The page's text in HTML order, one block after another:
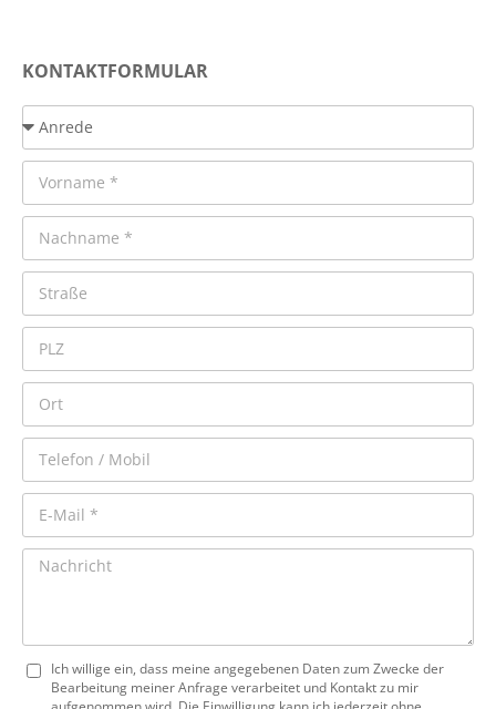
KONTAKTFORMULAR
Ich willige ein, dass meine angegebenen Daten zum Zwecke der
Bearbeitung meiner Anfrage verarbeitet und Kontakt zu mir
aufgenommen wird. Die Einwilligung kann ich jederzeit ohne